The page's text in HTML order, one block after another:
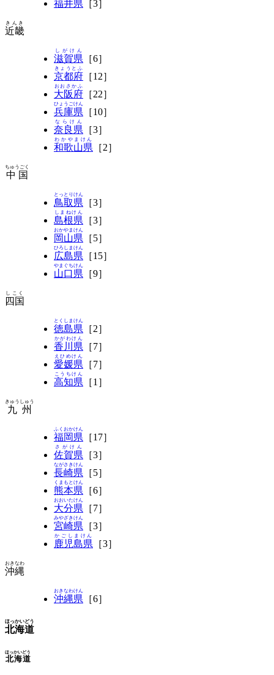
福井県 ［3］
近畿
きんき
滋賀県
しがけん
［6］
京都府
きょうとふ
［12］
大阪府
おおさかふ
［22］
兵庫県
ひょうごけん
［10］
奈良県
ならけん
［3］
和歌山県
わかやまけん
［2］
中国
ちゅうごく
鳥取県
とっとりけん
［3］
島根県
しまねけん
［3］
岡山県
おかやまけん
［5］
広島県
ひろしまけん
［15］
山口県
やまぐちけん
［9］
四国
しこく
徳島県
とくしまけん
［2］
香川県
かがわけん
［7］
愛媛県
えひめけん
［7］
高知県
こうちけん
［1］
九州
きゅうしゅう
福岡県
ふくおかけん
［17］
佐賀県
さがけん
［3］
長崎県
ながさきけん
［5］
熊本県
くまもとけん
［6］
大分県
おおいたけん
［7］
宮崎県
みやざきけん
［3］
鹿児島県
かごしまけん
［3］
沖縄
おきなわ
沖縄県
おきなわけん
［6］
北海道
ほっかいどう
北海道
ほっかいどう